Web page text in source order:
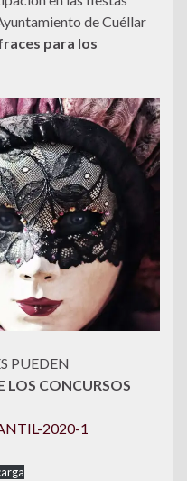
de Cuéllar
para los
PUEDEN
LOS CONCURSOS
2020-1